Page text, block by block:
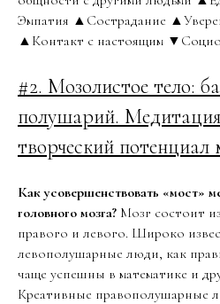
Эмпатия ▲Сострадание
▲Контакт с настоящим
#2. Мозолистое тело:
полушарий.
творческий потенциал
Как усовершенствовать «мост»
головного мозга? Мозг состоит
правого и левого. Широко
левополушарные люди, как
чаще успешны в математике и
Креативные правополушарные